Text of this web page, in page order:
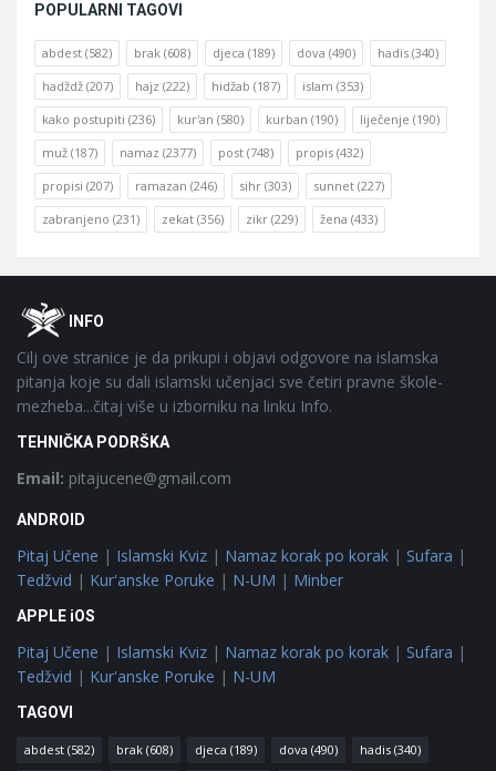
POPULARNI TAGOVI
abdest (582) brak (608) djeca (189) dova (490) hadis (340)
hadždž (207) hajz (222) hidžab (187) islam (353)
kako postupiti (236) kur'an (580) kurban (190) liječenje (190)
muž (187) namaz (2377) post (748) propis (432)
propisi (207) ramazan (246) sihr (303) sunnet (227)
zabranjeno (231) zekat (356) zikr (229) žena (433)
FooterOINFO
Cilj ove stranice je da prikupi i objavi odgovore na islamska
pitanja koje su dali islamski učenjaci sve četiri pravne škole-
mezheba...čitaj više u izborniku na linku Info.
TEHNIČKA PODRŠKA
Email: pitajucene@gmail.com
ANDROID
Pitaj Učene | Islamski Kviz | Namaz korak po korak | Sufara |
Tedžvid | Kur'anske Poruke | N-UM | Minber
APPLE iOS
Pitaj Učene | Islamski Kviz | Namaz korak po korak | Sufara |
Tedžvid | Kur'anske Poruke | N-UM
TAGOVI
abdest (582) brak (608) djeca (189) dova (490) hadis (340)